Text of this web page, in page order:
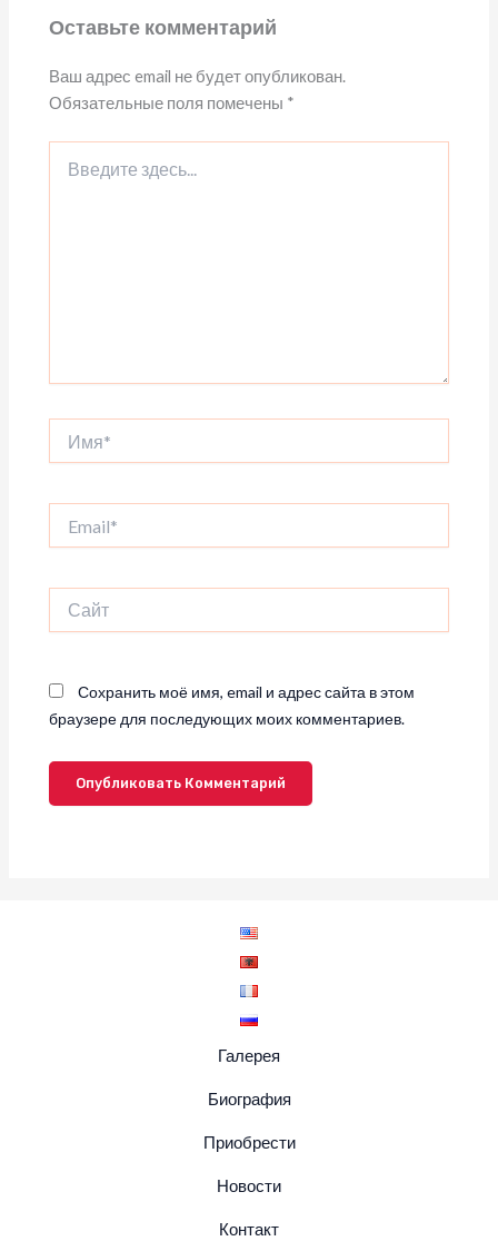
Оставьте комментарий
Ваш адрес email не будет опубликован.
Обязательные поля помечены *
здесь...
Сохранить моё имя, email и адрес сайта в этом
браузере для последующих моих комментариев.
Галерея
Биография
Приобрести
Новости
Контакт